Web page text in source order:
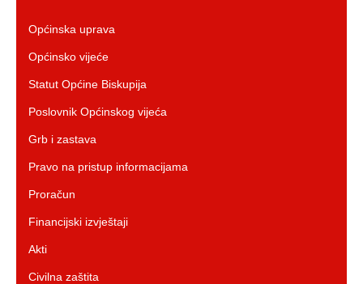
Općinska uprava
Općinsko vijeće
Statut Općine Biskupija
Poslovnik Općinskog vijeća
Grb i zastava
Pravo na pristup informacijama
Proračun
Financijski izvještaji
Akti
Civilna zaštita